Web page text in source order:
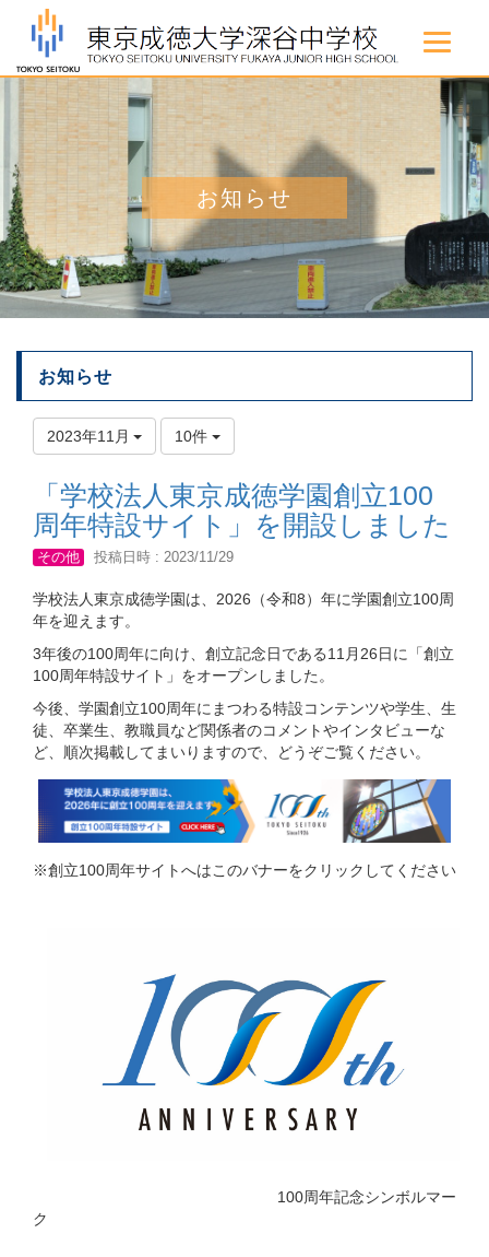
お知らせ
お知らせ
2023年11月 10件
「学校法人東京成徳学園創立100
周年特設サイト」を開設しました
その他 投稿日時 : 2023/11/29
学校法人東京成徳学園は、2026（令和8）年に学園創立100周
年を迎えます。
3年後の100周年に向け、創立記念日である11月26日に「創立
100周年特設サイト」をオープンしました。
今後、学園創立100周年にまつわる特設コンテンツや学生、生
徒、卒業生、教職員など関係者のコメントやインタビューな
ど、順次掲載してまいりますので、どうぞご覧ください。
※創立100周年サイトへはこのバナーをクリックしてください
100周年記念シンボルマー
ク